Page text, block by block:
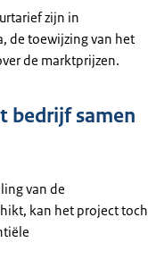
zijn in
de toewijzing van het
de marktprijzen.
bedrijf samen
van de
kan het project toch